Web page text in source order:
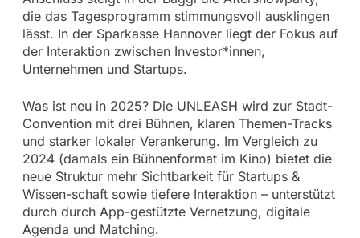
die das Tagesprogramm stimmungsvoll ausklingen
lässt. In der Sparkasse Hannover liegt der Fokus auf
der Interaktion zwischen Investor*innen,
Unternehmen und Startups.
Was ist neu in 2025? Die UNLEASH wird zur Stadt-
Convention mit drei Bühnen, klaren Themen-Tracks
und starker lokaler Verankerung. Im Vergleich zu
2024 (damals ein Bühnenformat im Kino) bietet die
neue Struktur mehr Sichtbarkeit für Startups &
Wissen-schaft sowie tiefere Interaktion – unterstützt
durch durch App-gestützte Vernetzung, digitale
Agenda und Matching.